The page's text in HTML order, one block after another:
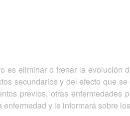
es eliminar o frenar la evolución
secundarios y del efecto que
previos, otras enfermedades
y le informará sobre